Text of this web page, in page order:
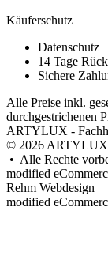
Käuferschutz
Datenschutz
14 Tage
Sichere
Alle Preise inkl.
durchgestrichenen
ARTYLUX -
© 2026 ARTYLUX
• Alle Rechte
modified
Rehm Webdesign
modified